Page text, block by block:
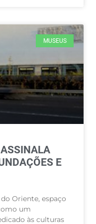
MUSEUS
E
Oriente, espaço
um
às culturas